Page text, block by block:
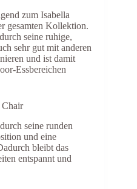
zum Isabella
gesamten Kollektion.
seine ruhige,
sehr gut mit anderen
und ist damit
Essbereichen
Chair
seine runden
und eine
bleibt das
entspannt und